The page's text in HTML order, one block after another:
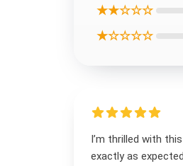
★★☆☆☆
★☆☆☆☆
I’m thrilled with
exactly as